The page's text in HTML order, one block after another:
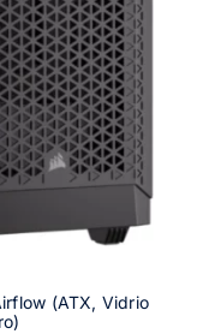
(ATX, Vidrio